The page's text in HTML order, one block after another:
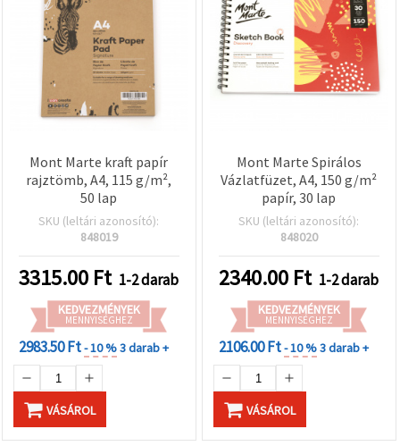
Mont Marte kraft papír
rajztömb, A4, 115 g/m²,
50 lap
SKU (leltári azonosító):
848019
3315.00 Ft 1-2 darab
KEDVEZMÉNYEK
MENNYISÉGHEZ
2983.50 Ft- 10 %3 darab +
VÁSÁROL
Mont Marte Spirálos
Vázlatfüzet, A4, 150 g/m²
papír, 30 lap
SKU (leltári azonosító):
848020
2340.00 Ft 1-2 darab
KEDVEZMÉNYEK
MENNYISÉGHEZ
2106.00 Ft- 10 %3 darab +
VÁSÁROL